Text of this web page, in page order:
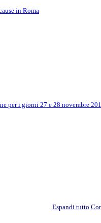
in Roma
per i giorni 27 e 28 novembre
Espandi tutto